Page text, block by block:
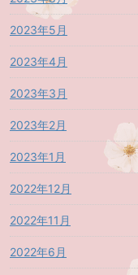
2023年5月
2023年4月
2023年3月
2023年2月
2023年1月
2022年12月
2022年11月
2022年6月